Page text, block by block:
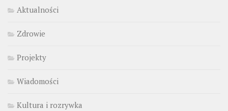
Aktualności
Zdrowie
Projekty
Wiadomości
Kultura i rozrywka